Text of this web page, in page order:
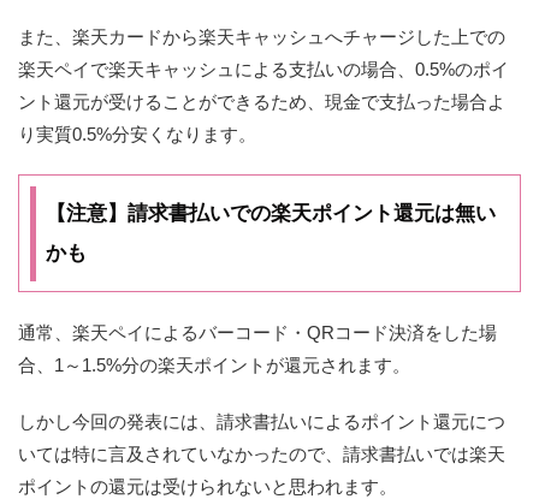
また、楽天カードから楽天キャッシュへチャージした上での
楽天ペイで楽天キャッシュによる支払いの場合、0.5%のポイ
ント還元が受けることができるため、現金で支払った場合よ
り実質0.5%分安くなります。
【注意】請求書払いでの楽天ポイント還元は無い
かも
通常、楽天ペイによるバーコード・QRコード決済をした場
合、1～1.5%分の楽天ポイントが還元されます。
しかし今回の発表には、請求書払いによるポイント還元につ
いては特に言及されていなかったので、請求書払いでは楽天
ポイントの還元は受けられないと思われます。